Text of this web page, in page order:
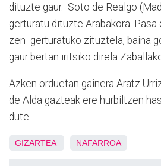
dituzte gaur. Soto de Realgo
gerturatu dituzte Arabakora.
zen gerturatuko zituztela, baina
gaur bertan iritsiko direla
Azken orduetan gainera Aratz
de Alda gazteak ere hurbiltzen
dute.
GIZARTEA NAFARROA